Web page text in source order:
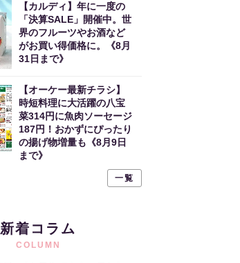
【カルディ】年に一度の
「決算SALE」開催中。世
界のフルーツやお酒など
がお買い得価格に。《8月
31日まで》
【オーケー最新チラシ】
時短料理に大活躍の八宝
菜314円に魚肉ソーセージ
187円！おかずにぴったり
の揚げ物増量も《8月9日
まで》
一覧
新着コラム
COLUMN